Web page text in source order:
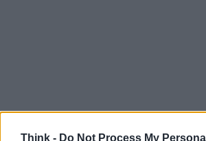
Think - Do Not Process My